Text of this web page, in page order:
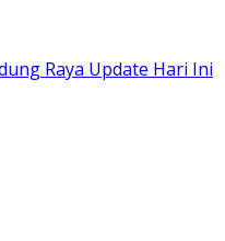
Raya Update Hari Ini